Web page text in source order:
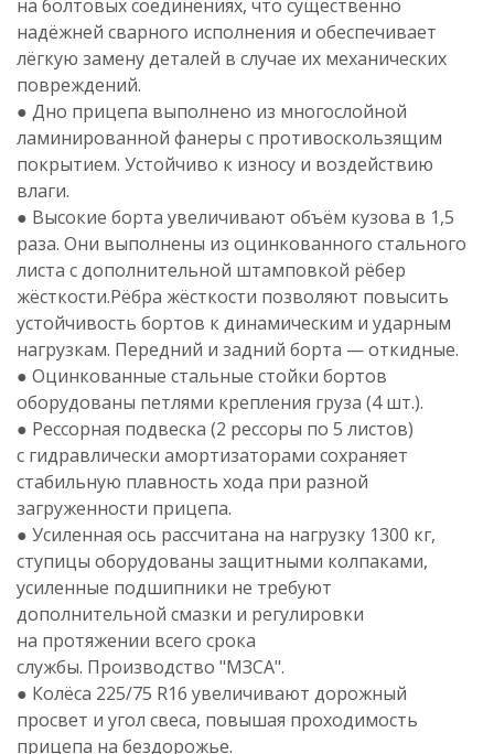
на болтовых соединениях, что существенно
надёжней сварного исполнения и обеспечивает
лёгкую замену деталей в случае их механических
повреждений.
● Дно прицепа выполнено из многослойной
ламинированной фанеры с противоскользящим
покрытием. Устойчиво к износу и воздействию
влаги.
● Высокие борта увеличивают объём кузова в 1,5
раза. Они выполнены из оцинкованного стального
листа с дополнительной штамповкой рёбер
жёсткости.Рёбра жёсткости позволяют повысить
устойчивость бортов к динамическим и ударным
нагрузкам. Передний и задний борта — откидные.
● Оцинкованные стальные стойки бортов
оборудованы петлями крепления груза (4 шт.).
● Рессорная подвеска (2 рессоры по 5 листов)
с гидравлически амортизаторами сохраняет
стабильную плавность хода при разной
загруженности прицепа.
● Усиленная ось рассчитана на нагрузку 1300 кг,
ступицы оборудованы защитными колпаками,
усиленные подшипники не требуют
дополнительной смазки и регулировки
на протяжении всего срока
службы. Производство "МЗСА".
● Колёса 225/75 R16 увеличивают дорожный
просвет и угол свеса, повышая проходимость
прицепа на бездорожье.